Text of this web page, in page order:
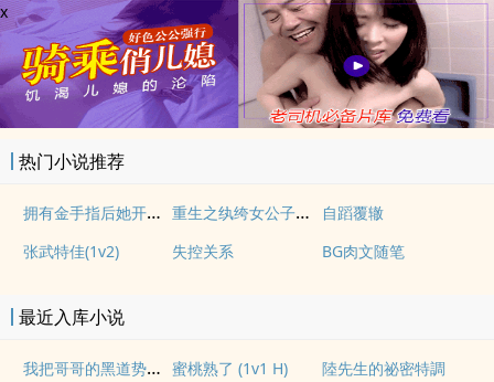
x
热门小说推荐
拥有金手指后她开始为所欲为（nph） 重生之纨绔女公子（NPH）
自蹈覆辙
张武特佳(1v2)
失控关系 BG肉文随笔
最近入库小说
我把哥哥的黑道势力睡了（np 含骨科 全免） 蜜桃熟了 (1v1 H) 陸先生的祕密特調